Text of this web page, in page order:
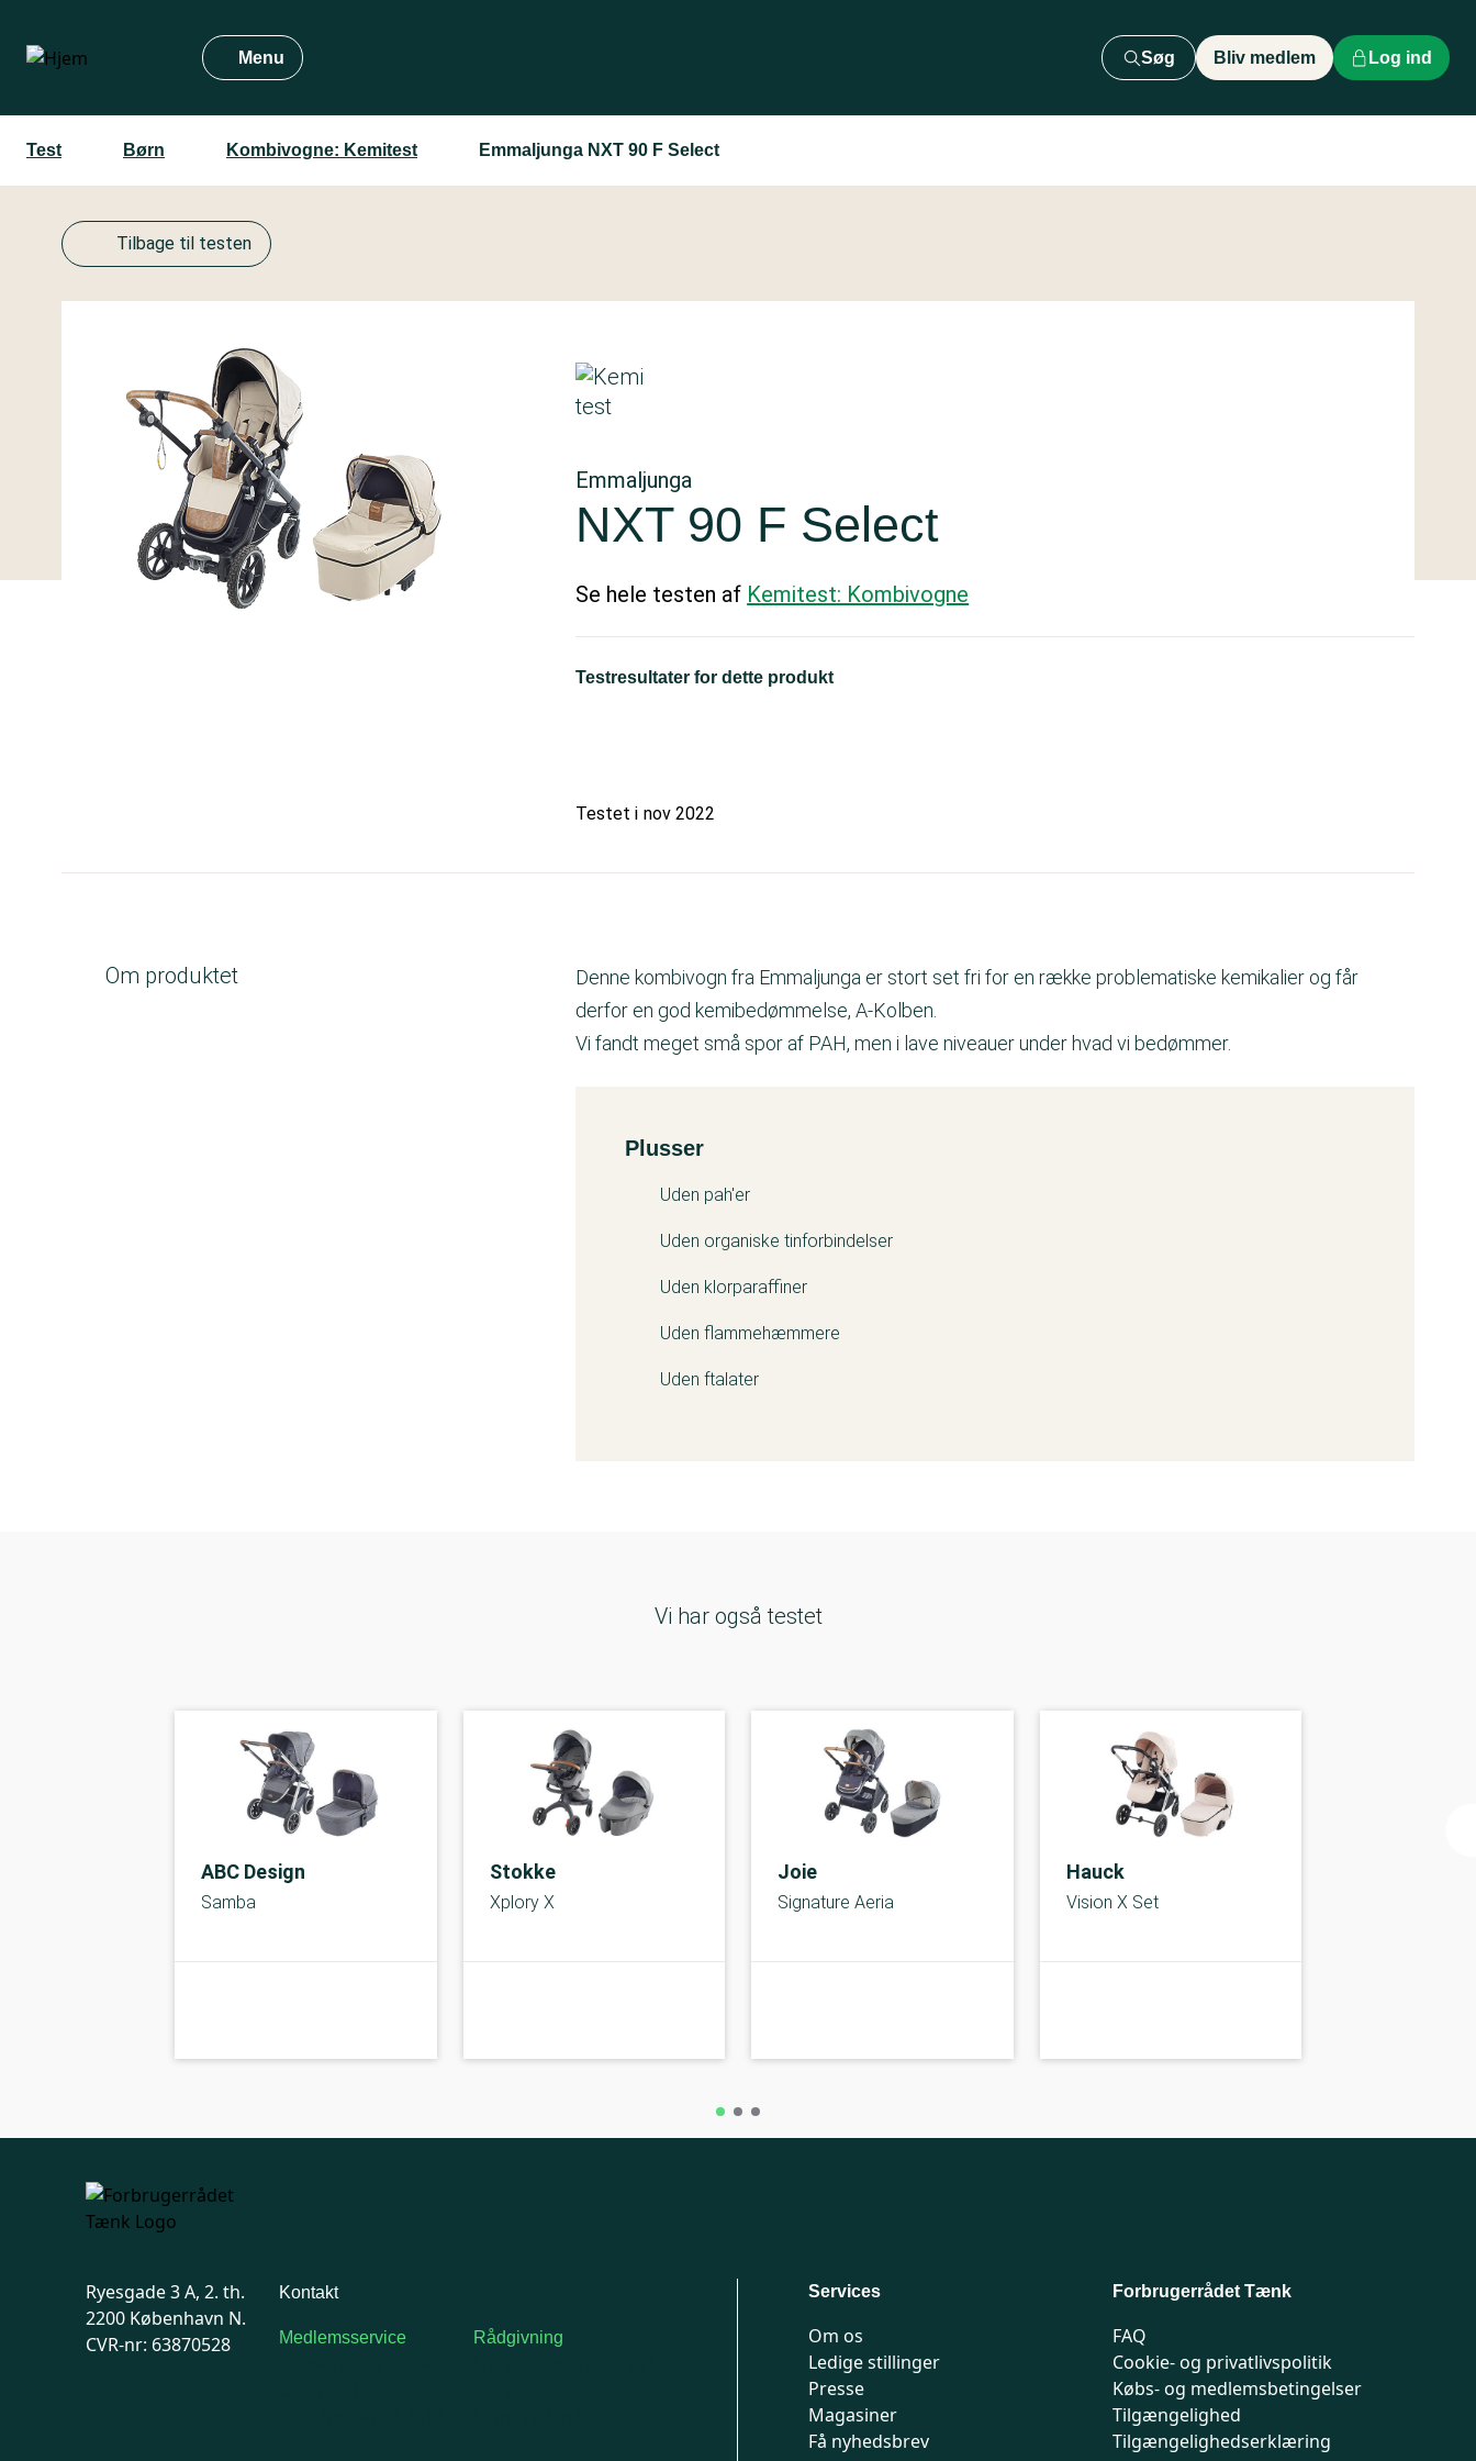
hovedindhold
Menu Søg Bliv medlem Log ind
Test Børn Kombivogne: Kemitest Emmaljunga NXT 90 F Select
Tilbage til testen
Emmaljunga
NXT 90 F Select
Se hele testen af Kemitest: Kombivogne
Testresultater for dette produkt
Testet i nov 2022
Om produktet
Denne kombivogn fra Emmaljunga er stort set fri for en række problematiske kemikalier og får
derfor en god kemibedømmelse, A-Kolben.
Vi fandt meget små spor af PAH, men i lave niveauer under hvad vi bedømmer.
Kemitest
Plusser
Uden pah'er
Uden organiske tinforbindelser
Uden klorparaffiner
Uden flammehæmmere
Uden ftalater
Vi har også testet
ABC Design
Samba
Stokke
Xplory X
Joie
Signature Aeria
Hauck
Vision X Set
Ryesgade 3 A, 2. th.
2200 København N.
CVR-nr: 63870528
Kontakt
Medlemsservice Rådgivning
Services
Om os
Ledige stillinger
Presse
Magasiner
Få nyhedsbrev
Forbrugerrådet Tænk
FAQ
Cookie- og privatlivspolitik
Købs- og medlemsbetingelser
Tilgængelighed
Tilgængelighedserklæring